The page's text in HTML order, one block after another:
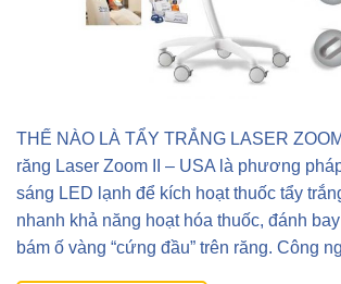
THẾ NÀO LÀ TẨY TRẮNG LASER
răng Laser Zoom II – USA là phương
sáng LED lạnh để kích hoạt thuốc tẩy
nhanh khả năng hoạt hóa thuốc, đánh
bám ố vàng “cứng đầu” trên răng. Công